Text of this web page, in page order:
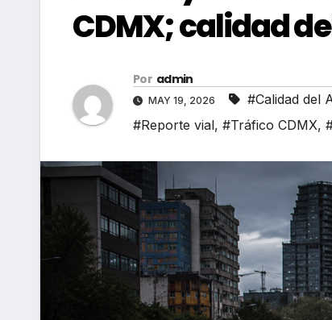
CDMX; calidad
Por admin
MAY 19, 2026 #Calidad del
#Reporte vial, #Tráfico CDMX,